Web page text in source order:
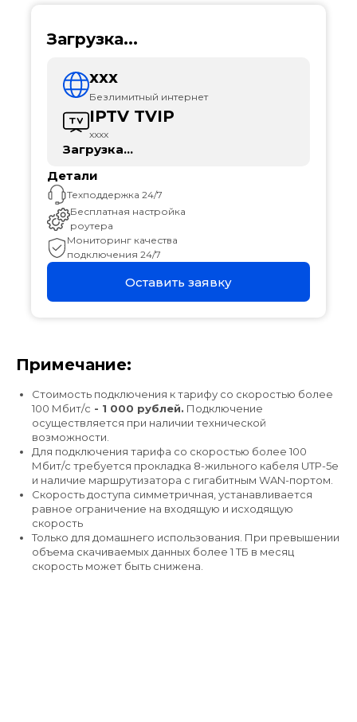
Загрузка...
xxx
Безлимитный интернет
IPTV TVIP
xxxx
Загрузка...
Детали
Техподдержка 24/7
Бесплатная настройка
роутера
Мониторинг качества
подключения 24/7
Оставить заявку
Примечание:
Стоимость подключения к тарифу со скоростью более
100 Мбит/с - 1 000 рублей. Подключение
осуществляется при наличии технической
возможности.
Для подключения тарифа со скоростью более 100
Мбит/с требуется прокладка 8-жильного кабеля UTP-5e
и наличие маршрутизатора с гигабитным WAN-портом.
Скорость доступа симметричная, устанавливается
равное ограничение на входящую и исходящую
скорость
Только для домашнего использования. При превышении
объема скачиваемых данных более 1 ТБ в месяц
скорость может быть снижена.